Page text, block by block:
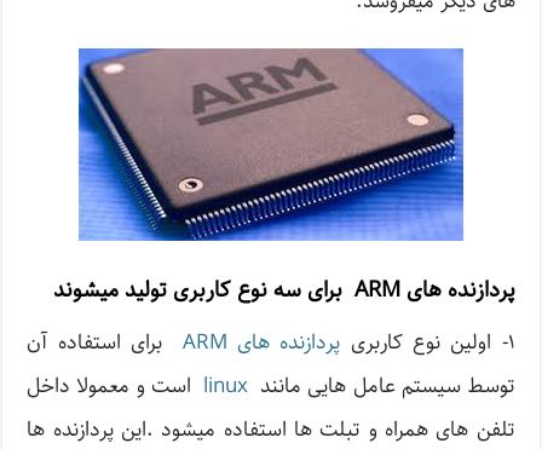
پردازنده های ARM برای سه نوع کاربری تولید میشوند
۱- اولین نوع کاربری پردازنده های ARM
برای استفاده آن
توسط سیستم عامل هایی مانندlinux است و معمولا داخل
تلفن های همراه و تبلت ها استفاده میشود .این پردازنده ها